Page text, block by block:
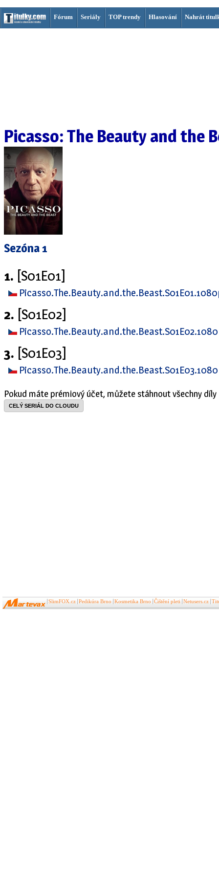
Fórum Seriály TOP trendy Hlasování Nahrát
Picasso: The Beauty and the
Sezóna 1
1. [S01E01]
2. [S01E02]
3. [S01E03]
Pokud máte prémiový účet, můžete stáhnout všechny díly
CELÝ SERIÁL DO CLOUDU
SlimFOX.cz Pedikúra Brno Kosmetika Brno Čištění pleti Netusers.cz